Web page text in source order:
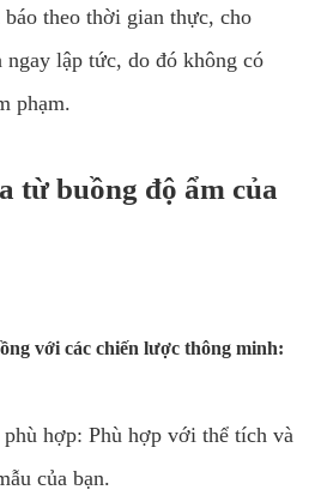
theo thời gian thực, cho
ngay lập tức, do đó không có
phạm.
từ buồng độ ẩm của
với các chiến lược thông minh:
hợp: Phù hợp với thể tích và
của bạn.